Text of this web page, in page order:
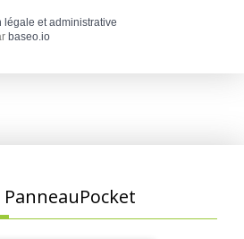
légale et administrative
baseo.io